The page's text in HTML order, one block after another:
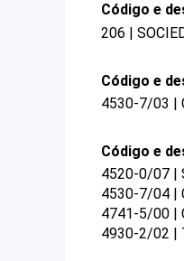
Código e
206 |
Código e
4530-7/03 |
Código e
4520-0/07 |
4530-7/04 |
4741-5/00 |
4930-2/02 |